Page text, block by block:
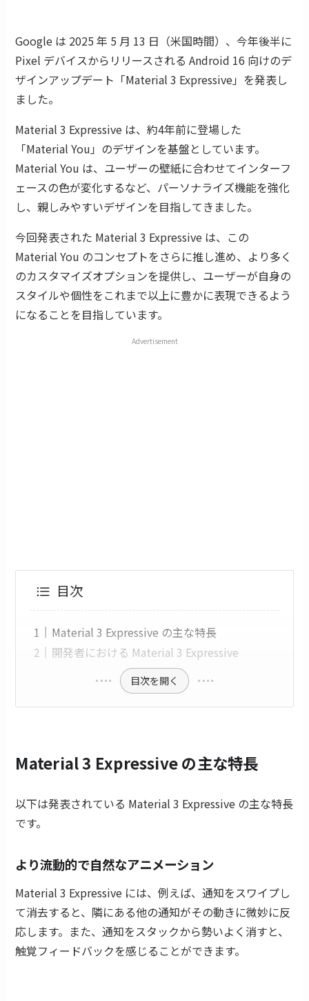
Google は 2025 年 5 月 13 日（米国時間）、今年後半に
Pixel デバイスからリリースされる Android 16 向けのデ
ザインアップデート「Material 3 Expressive」を発表し
ました。
Material 3 Expressive は、約4年前に登場した
「Material You」のデザインを基盤としています。
Material You は、ユーザーの壁紙に合わせてインターフ
ェースの色が変化するなど、パーソナライズ機能を強化
し、親しみやすいデザインを目指してきました。
今回発表された Material 3 Expressive は、この
Material You のコンセプトをさらに推し進め、より多く
のカスタマイズオプションを提供し、ユーザーが自身の
スタイルや個性をこれまで以上に豊かに表現できるよう
になることを目指しています。
Advertisement
目次
Material 3 Expressive の主な特長
開発者における Material 3 Expressive
目次を開く
Material 3 Expressive の主な特長
以下は発表されている Material 3 Expressive の主な特長
です。
より流動的で自然なアニメーション
Material 3 Expressive には、例えば、通知をスワイプし
て消去すると、隣にある他の通知がその動きに微妙に反
応します。また、通知をスタックから勢いよく消すと、
触覚フィードバックを感じることができます。